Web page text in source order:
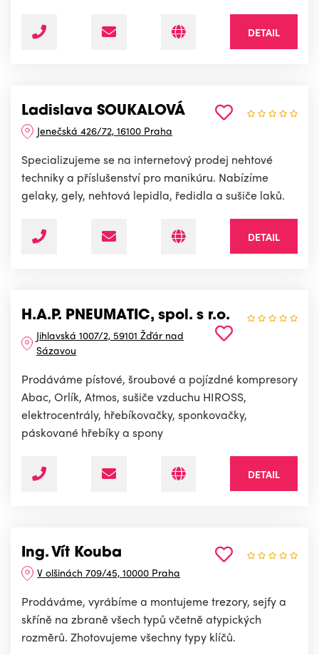
DETAIL
Ladislava SOUKALOVÁ
Jenečská 426/72, 16100 Praha
Specializujeme se na internetový prodej nehtové
techniky a příslušenství pro manikúru. Nabízíme
gelaky, gely, nehtová lepidla, ředidla a sušiče laků.
DETAIL
H.A.P. PNEUMATIC, spol. s r.o.
Jihlavská 1007/2, 59101 Žďár nad
Sázavou
Prodáváme pístové, šroubové a pojízdné kompresory
Abac, Orlík, Atmos, sušiče vzduchu HIROSS,
elektrocentrály, hřebíkovačky, sponkovačky,
páskované hřebíky a spony
DETAIL
Ing. Vít Kouba
V olšinách 709/45, 10000 Praha
Prodáváme, vyrábíme a montujeme trezory, sejfy a
skříně na zbraně všech typů včetně atypických
rozměrů. Zhotovujeme všechny typy klíčů.